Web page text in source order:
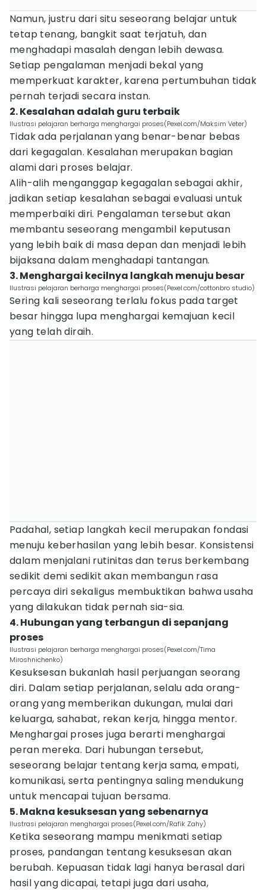
Namun, justru dari situ seseorang belajar untuk
tetap tenang, bangkit saat terjatuh, dan
menghadapi masalah dengan lebih dewasa.
Setiap pengalaman menjadi bekal yang
memperkuat karakter, karena pertumbuhan tidak
pernah terjadi secara instan.
2. Kesalahan adalah guru terbaik
Ilustrasi pelajaran berharga menghargai proses(Pexel.com/Maksim Veter)
Tidak ada perjalanan yang benar-benar bebas
dari kegagalan. Kesalahan merupakan bagian
alami dari proses belajar.
Alih-alih menganggap kegagalan sebagai akhir,
jadikan setiap kesalahan sebagai evaluasi untuk
memperbaiki diri. Pengalaman tersebut akan
membantu seseorang mengambil keputusan
yang lebih baik di masa depan dan menjadi lebih
bijaksana dalam menghadapi tantangan.
3. Menghargai kecilnya langkah menuju besar
Ilustrasi pelajaran berharga menghargai proses(Pexel.com/cottonbro studio)
Sering kali seseorang terlalu fokus pada target
besar hingga lupa menghargai kemajuan kecil
yang telah diraih.
Padahal, setiap langkah kecil merupakan fondasi
menuju keberhasilan yang lebih besar. Konsistensi
dalam menjalani rutinitas dan terus berkembang
sedikit demi sedikit akan membangun rasa
percaya diri sekaligus membuktikan bahwa usaha
yang dilakukan tidak pernah sia-sia.
4. Hubungan yang terbangun di sepanjang
proses
Ilustrasi pelajaran berharga menghargai proses(Pexel.com/Tima
Miroshnichenko)
Kesuksesan bukanlah hasil perjuangan seorang
diri. Dalam setiap perjalanan, selalu ada orang-
orang yang memberikan dukungan, mulai dari
keluarga, sahabat, rekan kerja, hingga mentor.
Menghargai proses juga berarti menghargai
peran mereka. Dari hubungan tersebut,
seseorang belajar tentang kerja sama, empati,
komunikasi, serta pentingnya saling mendukung
untuk mencapai tujuan bersama.
5. Makna kesuksesan yang sebenarnya
Ilustrasi pelajaran menghargai proses(Pexel.com/Rafik Zahy)
Ketika seseorang mampu menikmati setiap
proses, pandangan tentang kesuksesan akan
berubah. Kepuasan tidak lagi hanya berasal dari
hasil yang dicapai, tetapi juga dari usaha,